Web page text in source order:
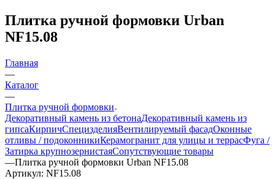
Плитка ручной формовки Urban
NF15.08
Главная
—
Каталог
—
Плитка ручной формовки
Декоративный камень из бетонаДекоративный камень из
гипсаКирпичСпецизделияВентилируемый фасадОконные
отливы / подоконникиКерамогранит для улицы и террасФуга /
Затирка крупнозернистаяСопутствующие товары
—Плитка ручной формовки Urban NF15.08
Артикул: NF15.08